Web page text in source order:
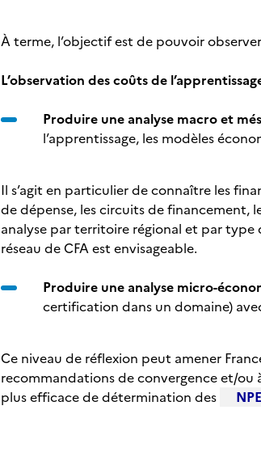
À terme, l’objectif est de pouvoir
L’observation des coûts de
Produire une analyse macro et
l’apprentissage, les modèles
Il s’agit en particulier de connaître les
de dépense, les circuits de financement,
analyse par territoire régional et par type
réseau de CFA est envisageable.
Produire une analyse micro-
certification dans un domaine)
Ce niveau de réflexion peut amener
recommandations de convergence et/
plus efficace de détermination des